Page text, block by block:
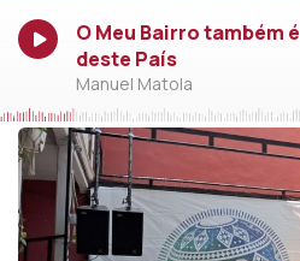
O Meu Bairro também é
deste País
Manuel Matola